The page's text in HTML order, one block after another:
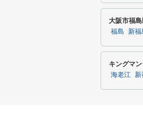
大阪市福
福島 新福
キングマ
海老江 新